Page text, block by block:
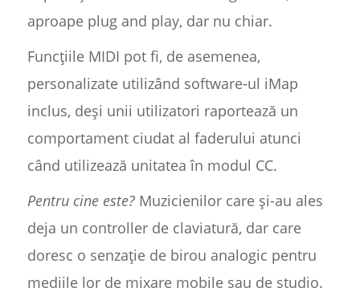
aproape plug and play, dar nu chiar.
Funcțiile MIDI pot fi, de asemenea,
personalizate utilizând software-ul iMap
inclus, deși unii utilizatori raportează un
comportament ciudat al faderului atunci
când utilizează unitatea în modul CC.
Pentru cine este?Muzicienilor care și-au ales
deja un controller de claviatură, dar care
doresc o senzație de birou analogic pentru
mediile lor de mixare mobile sau de studio.